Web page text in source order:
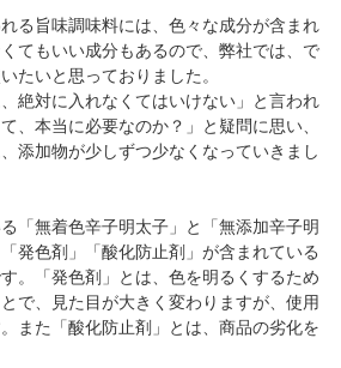
る旨味調味料には、色々な成分が含まれ
てもいい成分もあるので、弊社では、で
たいと思っておりました。
絶対に入れなくてはいけない」と言われ
、本当に必要なのか？」と疑問に思い、
添加物が少しずつ少なくなっていきまし
「無着色辛子明太子」と「無添加辛子明
発色剤」「酸化防止剤」が含まれている
。「発色剤」とは、色を明るくするため
で、見た目が大きく変わりますが、使用
また「酸化防止剤」とは、商品の劣化を